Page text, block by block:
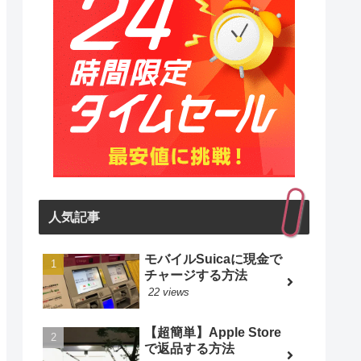
人気記事
モバイルSuicaに現金で
チャージする方法
22 views
【超簡単】Apple Store
で返品する方法